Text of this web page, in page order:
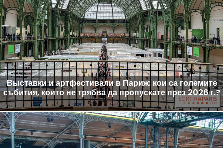
Выставки и артфестивали в Париж: кои са големите
събития, които не трябва да пропускате през 2026 г.?